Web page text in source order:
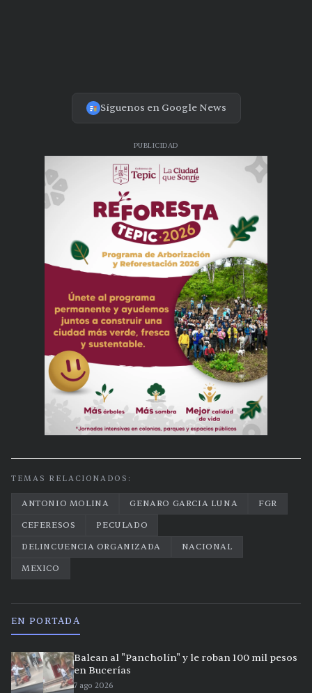
Síguenos en Google News
PUBLICIDAD
TEMAS RELACIONADOS:
ANTONIO MOLINA GENARO GARCIA LUNA
FGR
CEFERESOS
PECULADO
DELINCUENCIA ORGANIZADA
NACIONAL
MEXICO
EN PORTADA
Balean al "Pancholín" y le roban 100 mil pesos
en Bucerías
7 ago 2026